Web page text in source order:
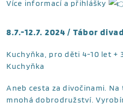
Více informací a přihlášky
8.7.-12.7. 2024 /Tábor
Kuchyňka, pro děti 4-10 let +
Kuchyňka
Aneb cesta za divočinami.
mnohá dobrodružství.